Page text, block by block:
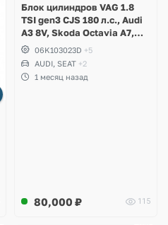
Блок цилиндров VAG 1.8
TSI gen3 CJS 180 л.с., Audi
A3 8V, Skoda Octavia A7,
Superb, Volkswagen Passat
B8, Golf VII Alltrack, Seat
Leon
06K103023D +5
AUDI, SEAT +2
1 месяц назад
80,000 ₽ 115